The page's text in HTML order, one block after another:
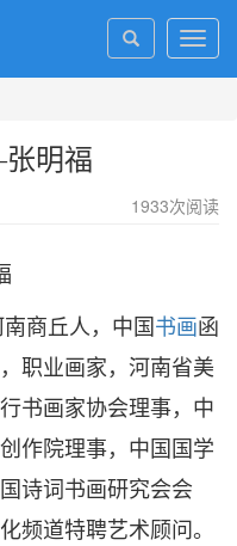
明福
1933次阅读
商丘人，中国书画函
职业画家，河南省美
书画家协会理事，中
作院理事，中国国学
诗词书画研究会会
频道特聘艺术顾问。